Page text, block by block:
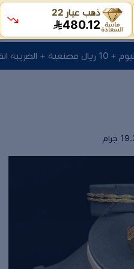
ذهب عيار 22
480.12